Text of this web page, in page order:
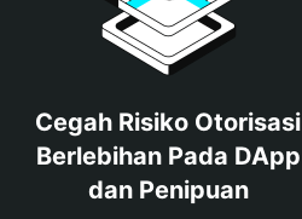
Cegah Risiko Otorisasi
Berlebihan Pada DApp
dan Penipuan